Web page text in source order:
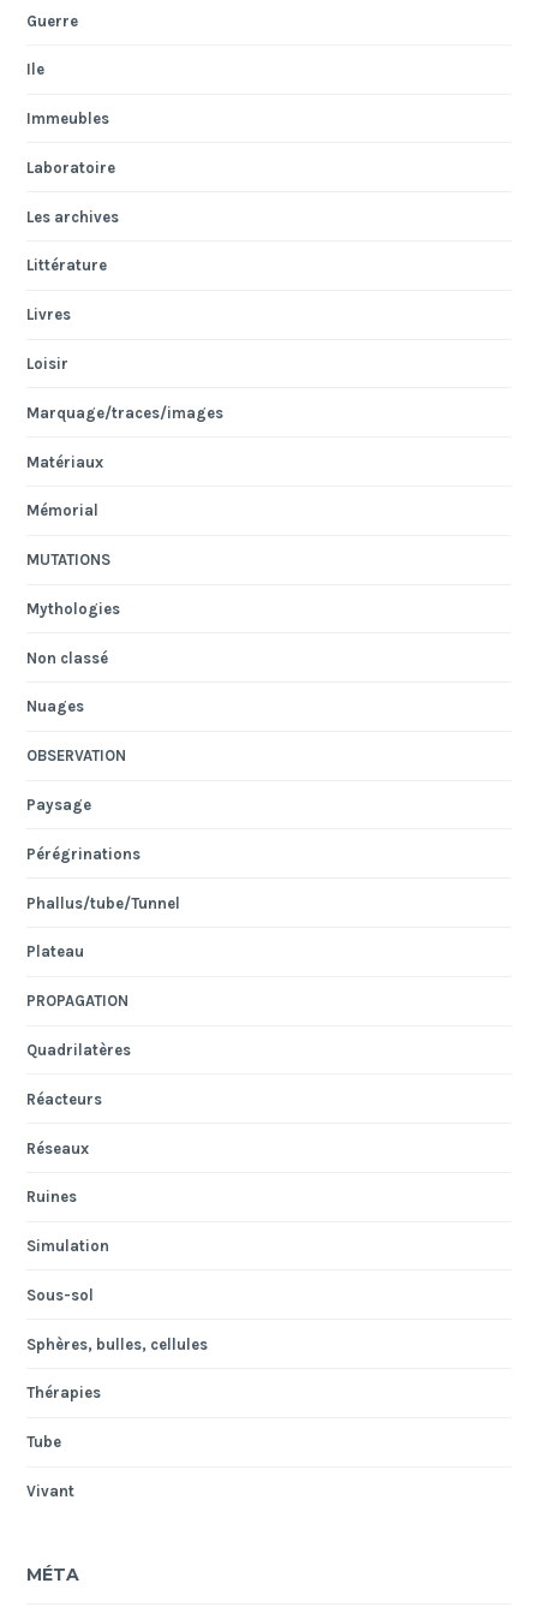
Guerre
Ile
Immeubles
Laboratoire
Les archives
Littérature
Livres
Loisir
Marquage/traces/images
Matériaux
Mémorial
MUTATIONS
Mythologies
Non classé
Nuages
OBSERVATION
Paysage
Pérégrinations
Phallus/tube/Tunnel
Plateau
PROPAGATION
Quadrilatères
Réacteurs
Réseaux
Ruines
Simulation
Sous-sol
Sphères, bulles, cellules
Thérapies
Tube
Vivant
MÉTA